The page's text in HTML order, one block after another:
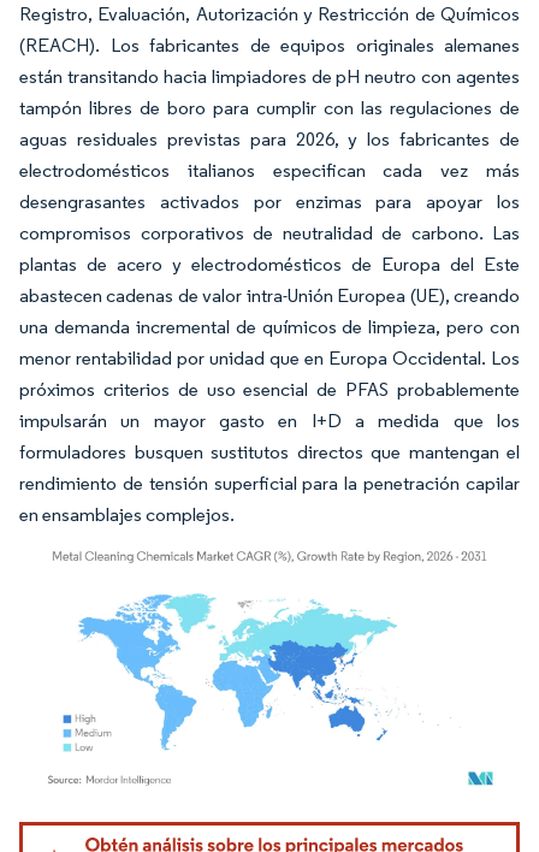
Registro, Evaluación, Autorización y Restricción de Químicos
(REACH). Los fabricantes de equipos originales alemanes
están transitando hacia limpiadores de pH neutro con agentes
tampón libres de boro para cumplir con las regulaciones de
aguas residuales previstas para 2026, y los fabricantes de
electrodomésticos italianos especifican cada vez más
desengrasantes activados por enzimas para apoyar los
compromisos corporativos de neutralidad de carbono. Las
plantas de acero y electrodomésticos de Europa del Este
abastecen cadenas de valor intra-Unión Europea (UE), creando
una demanda incremental de químicos de limpieza, pero con
menor rentabilidad por unidad que en Europa Occidental. Los
próximos criterios de uso esencial de PFAS probablemente
impulsarán un mayor gasto en I+D a medida que los
formuladores busquen sustitutos directos que mantengan el
rendimiento de tensión superficial para la penetración capilar
en ensamblajes complejos.
Imagen © Mordor Intelligence. El uso requiere atribución según CC BY 4.0.